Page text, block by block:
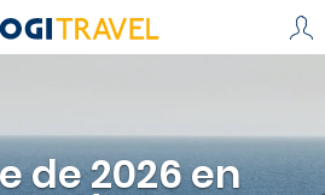
de 2026 en